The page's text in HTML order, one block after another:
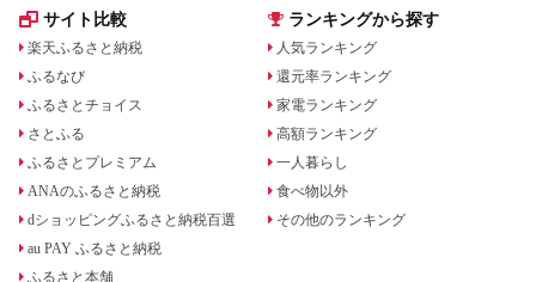
サイト比較
楽天ふるさと納税
ふるなび
ふるさとチョイス
さとふる
ふるさとプレミアム
ANAのふるさと納税
dショッピングふるさと納税百選
au PAY ふるさと納税
ふるさと本舗
ランキングから探す
人気ランキング
還元率ランキング
家電ランキング
高額ランキング
一人暮らし
食べ物以外
その他のランキング